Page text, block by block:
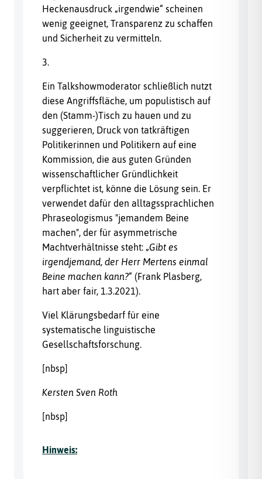
Heckenausdruck „irgendwie“ scheinen
wenig geeignet, Transparenz zu schaffen
und Sicherheit zu vermitteln.
3.
Ein Talkshowmoderator schließlich nutzt
diese Angriffsfläche, um populistisch auf
den (Stamm-)Tisch zu hauen und zu
suggerieren, Druck von tatkräftigen
Politikerinnen und Politikern auf eine
Kommission, die aus guten Gründen
wissenschaftlicher Gründlichkeit
verpflichtet ist, könne die Lösung sein. Er
verwendet dafür den alltagssprachlichen
Phraseologismus "jemandem Beine
machen", der für asymmetrische
Machtverhältnisse steht: „Gibt es
irgendjemand, der Herr Mertens einmal
Beine machen kann?“ (Frank Plasberg,
hart aber fair, 1.3.2021).
Viel Klärungsbedarf für eine
systematische linguistische
Gesellschaftsforschung.
[nbsp]
Kersten Sven Roth
[nbsp]
Hinweis: